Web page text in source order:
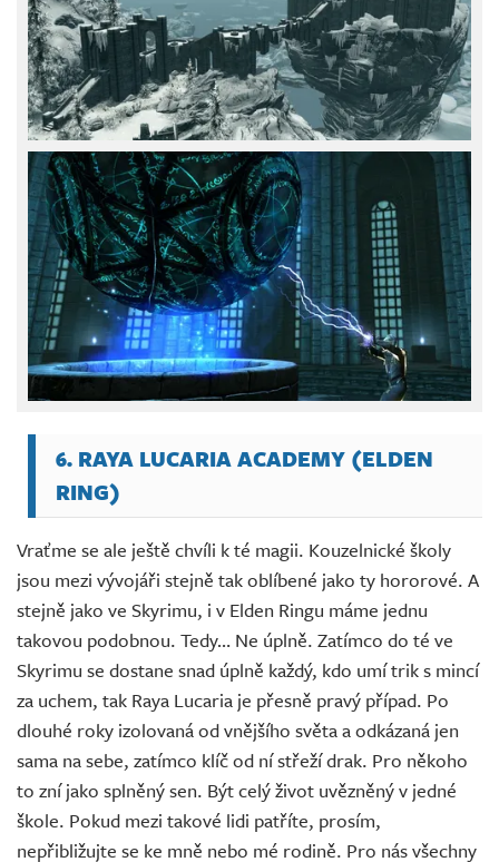
6. RAYA LUCARIA ACADEMY (ELDEN
RING)
Vraťme se ale ještě chvíli k té magii. Kouzelnické školy
jsou mezi vývojáři stejně tak oblíbené jako ty hororové. A
stejně jako ve Skyrimu, i v Elden Ringu máme jednu
takovou podobnou. Tedy… Ne úplně. Zatímco do té ve
Skyrimu se dostane snad úplně každý, kdo umí trik s mincí
za uchem, tak Raya Lucaria je přesně pravý případ. Po
dlouhé roky izolovaná od vnějšího světa a odkázaná jen
sama na sebe, zatímco klíč od ní střeží drak. Pro někoho
to zní jako splněný sen. Být celý život uvězněný v jedné
škole. Pokud mezi takové lidi patříte, prosím,
nepřibližujte se ke mně nebo mé rodině. Pro nás všechny